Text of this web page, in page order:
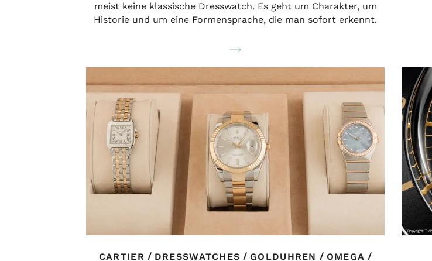
meist keine klassische Dresswatch. Es geht um Charakter, um
Historie und um eine Formensprache, die man sofort erkennt.
CARTIER / DRESSWATCHES /GOLDUHREN / OMEGA /